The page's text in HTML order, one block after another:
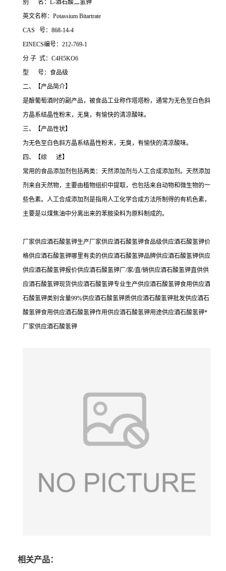
别 名：L-酒石酸二氢钾
英文名称：Potassium Bitartrate
CAS 号：868-14-4
EINECS编号：212-769-1
分 子 式：C4H5KO6
型 号：食品级
二、【产品简介】
是酿葡萄酒时的副产品，被食品工业称作塔塔粉，通常为无色至白色斜
方晶系结晶性粉末，无臭，有愉快的清凉酸味。
三、【产品性状】
为无色至白色斜方晶系结晶性粉末，无臭，有愉快的清凉酸味。
四、【综 述】
常用的食品添加剂包括两类：天然添加剂与人工合成添加剂。天然添加
剂来自天然物，主要由植物组织中提取，也包括来自动物和微生物的一
些色素。人工合成添加剂是指用人工化学合成方法所制得的有机色素，
主要是以煤焦油中分离出来的苯胺染料为原料制成的。
厂家供应酒石酸氢钾生产厂家供应酒石酸氢钾食品级供应酒石酸氢钾价
格供应酒石酸氢钾哪里有卖的供应酒石酸氢钾品牌供应酒石酸氢钾供应
供应酒石酸氢钾报价供应酒石酸氢钾厂/家/直/销供应酒石酸氢钾直供供
应酒石酸氢钾现货供应酒石酸氢钾专业生产供应酒石酸氢钾食用供应酒
石酸氢钾类别含量99%供应酒石酸氢钾质供应酒石酸氢钾批发供应酒石
酸氢钾食用供应酒石酸氢钾作用供应酒石酸氢钾用途供应酒石酸氢钾*
厂家供应酒石酸氢钾
相关产品：